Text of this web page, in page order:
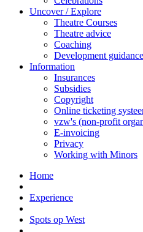
Uncover / Explore
Theatre Courses
Theatre advice
Coaching
Development guidance
Information
Insurances
Subsidies
Copyright
Online ticketing
vzw's (non-profit
E-invoicing
Privacy
Working with Minors
Home
Experience
Spots op West